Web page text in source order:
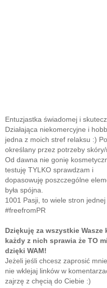
Entuzjastka świadomej i
Działająca niekomercyjne i
jedna z moich stref relaksu :)
określany przez potrzeby
Od dawna nie gonię
testuję TYLKO sprawdzam i
dopasowuję poszczególne
była spójna.
1001 Pasji, to wiele stron
#freefromPR
Dziękuję za wszystkie Wasze
każdy z nich sprawia że TO
dzięki WAM!
Jeżeli jeśli chcesz zaprosić
nie wklejaj linków w
zajrzę z chęcią do Ciebie :)